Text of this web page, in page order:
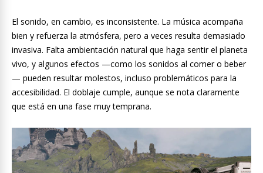
El sonido, en cambio, es inconsistente. La música acompaña
bien y refuerza la atmósfera, pero a veces resulta demasiado
invasiva. Falta ambientación natural que haga sentir el planeta
vivo, y algunos efectos —como los sonidos al comer o beber
— pueden resultar molestos, incluso problemáticos para la
accesibilidad. El doblaje cumple, aunque se nota claramente
que está en una fase muy temprana.